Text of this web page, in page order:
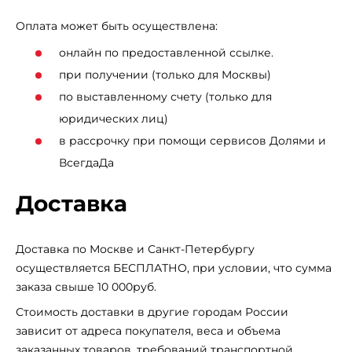
энергии при отталкивании
Подметка: износостойкая резина DURABILITY с
канавками гибкости FLEXO
Перепад между пяткой и стопой: 10мм
Оплата может быть осуществлена:
онлайн по предоставленной ссылке.
при получении (только для Москвы)
по выставленному счету (только для
юридических лиц)
в рассрочку при помощи сервисов Долями и
ВсегдаДа
Доставка
Доставка по Москве и Санкт-Петербургу
осуществляется БЕСПЛАТНО, при условии, что сумма
заказа свыше 10 000руб.
Стоимость доставки в другие городам России
зависит от адреса покупателя, веса и объема